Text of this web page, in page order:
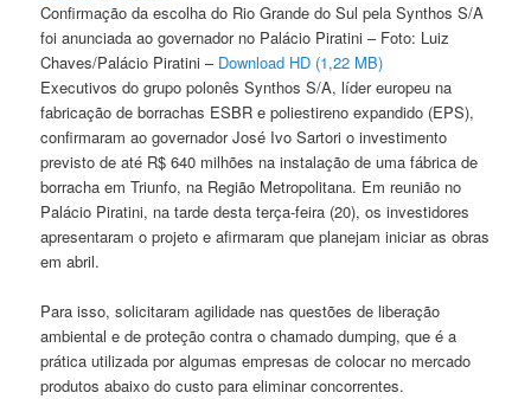
Confirmação da escolha do Rio Grande do Sul pelaSynthos S/A
foi anunciada ao governador no Palácio Piratini – Foto: Luiz
Chaves/Palácio Piratini – Download HD (1,22 MB)
Executivos do grupo polonêsSynthos S/A, líder europeu na
fabricação de borrachas ESBR e poliestireno expandido (EPS),
confirmaram ao governador José Ivo Sartori o investimento
previsto de até R$ 640 milhões na instalação de uma fábrica de
borracha em Triunfo, na Região Metropolitana. Em reunião no
Palácio Piratini, na tarde desta terça-feira (20), os investidores
apresentaram o projeto e afirmaram que planejam iniciar as obras
em abril.
Para isso, solicitaram agilidade nas questões de liberação
ambiental e de proteção contra o chamado dumping, que é a
prática utilizada por algumas empresas de colocar no mercado
produtos abaixo do custo para eliminar concorrentes.